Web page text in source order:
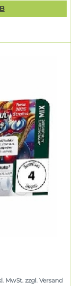
MwSt. zzgl. Versand